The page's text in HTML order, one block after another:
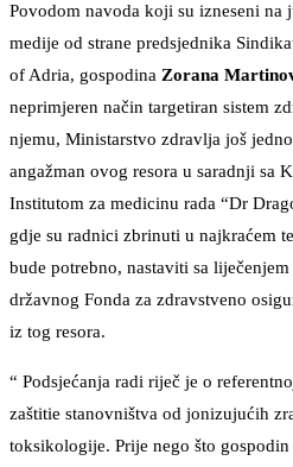
Povodom navoda koji su izneseni na
medije od strane predsjednika
of Adria, gospodina Zorana
neprimjeren način targetiran sistem
njemu, Ministarstvo zdravlja još
angažman ovog resora u saradnji sa
Institutom za medicinu rada “Dr
gdje su radnici zbrinuti u najkraćem
bude potrebno, nastaviti sa
državnog Fonda za zdravstveno
iz tog resora.
“ Podsjećanja radi riječ je o
zaštitie stanovništva od jonizujućih
toksikologije. Prije nego što